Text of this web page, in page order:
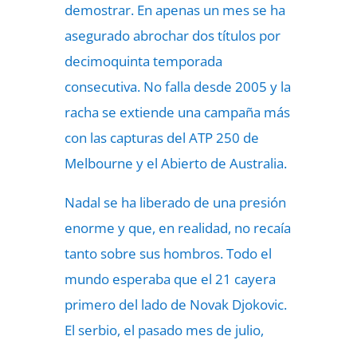
demostrar. En apenas un mes se ha
asegurado abrochar dos títulos por
decimoquinta temporada
consecutiva. No falla desde 2005 y la
racha se extiende una campaña más
con las capturas del ATP 250 de
Melbourne y el Abierto de Australia.
Nadal se ha liberado de una presión
enorme y que, en realidad, no recaía
tanto sobre sus hombros. Todo el
mundo esperaba que el 21 cayera
primero del lado de Novak Djokovic.
El serbio, el pasado mes de julio,